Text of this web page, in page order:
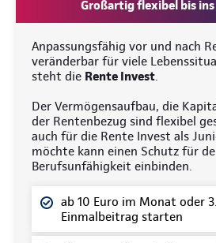
Großartig flexibel bis
Anpassungsfähig vor und nach
veränderbar für viele
steht die Rente Invest.
Der Vermögensaufbau, die
der Rentenbezug sind flexibel
auch für die Rente Invest als
möchte kann einen Schutz für
Berufsunfähigkeit einbinden.
ab 10 Euro im Monat oder
Einmalbeitrag starten